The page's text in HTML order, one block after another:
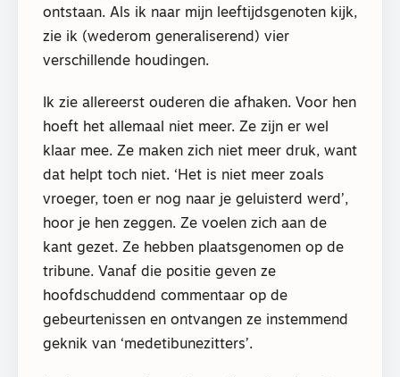
ontstaan. Als ik naar mijn leeftijdsgenoten kijk,
zie ik (wederom generaliserend) vier
verschillende houdingen.
Ik zie allereerst ouderen die afhaken. Voor hen
hoeft het allemaal niet meer. Ze zijn er wel
klaar mee. Ze maken zich niet meer druk, want
dat helpt toch niet. ‘Het is niet meer zoals
vroeger, toen er nog naar je geluisterd werd’,
hoor je hen zeggen. Ze voelen zich aan de
kant gezet. Ze hebben plaatsgenomen op de
tribune. Vanaf die positie geven ze
hoofdschuddend commentaar op de
gebeurtenissen en ontvangen ze instemmend
geknik van ‘medetibunezitters’.